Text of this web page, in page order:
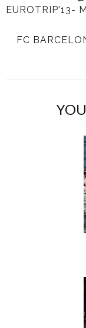
EUROTRIP'13-
FC